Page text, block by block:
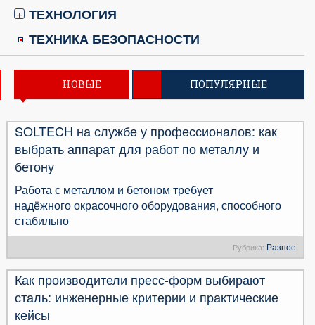
+ ТЕХНОЛОГИЯ
ТЕХНИКА БЕЗОПАСНОСТИ
НОВЫЕ ПОПУЛЯРНЫЕ
SOLTECH на службе у профессионалов: как
выбрать аппарат для работ по металлу и
бетону
Работа с металлом и бетоном требует
надёжного окрасочного оборудования, способного
стабильно
Рубрика: Разное
Как производители пресс-форм выбирают
сталь: инженерные критерии и практические
кейсы